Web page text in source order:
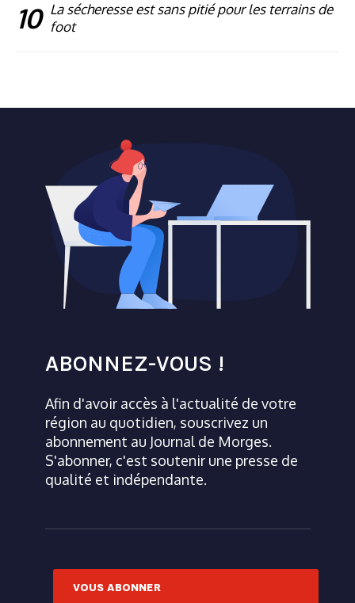
10 La sécheresse est sans pitié pour les terrains de
foot
ABONNEZ-VOUS !
Afin d'avoir accès à l'actualité de votre
région au quotidien, souscrivez un
abonnement au Journal de Morges.
S'abonner, c'est soutenir une presse de
qualité et indépendante.
VOUS ABONNER